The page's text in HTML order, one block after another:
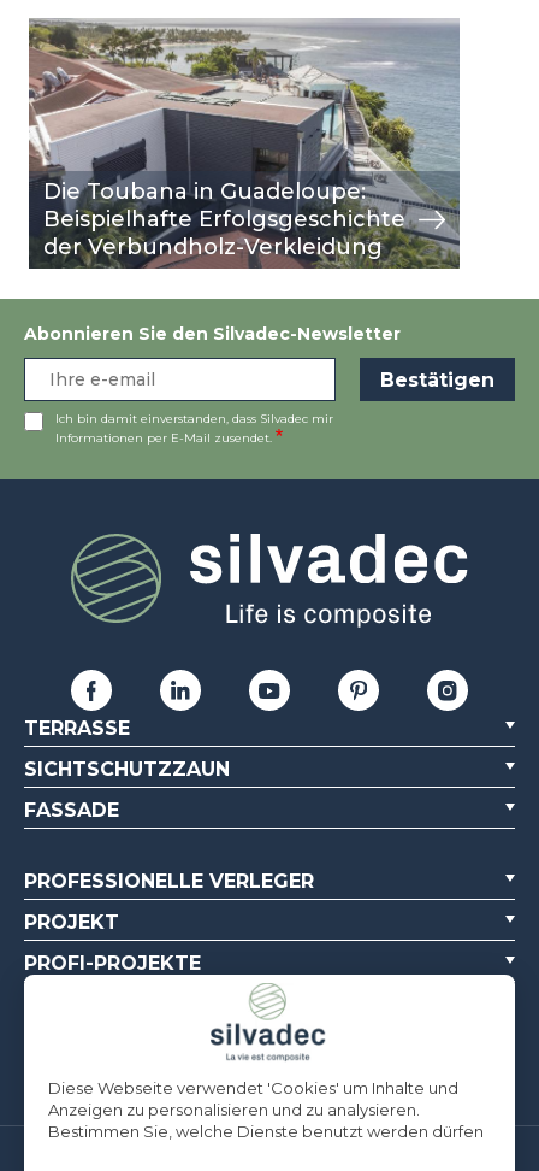
Die Toubana in Guadeloupe:
Beispielhafte Erfolgsgeschichte
der Verbundholz-Verkleidung
Image
Ansicht
Abonnieren Sie den Silvadec-Newsletter
Ich bin damit einverstanden, dass Silvadec mir
Informationen per E-Mail zusendet.
TERRASSE
SICHTSCHUTZZAUN
FASSADE
PROFESSIONELLE VERLEGER
PROJEKT
PROFI-PROJEKTE
DOKUMENTATIONSQUELLEN
Diese Webseite verwendet 'Cookies' um Inhalte und
Anzeigen zu personalisieren und zu analysieren.
Bestimmen Sie, welche Dienste benutzt werden dürfen